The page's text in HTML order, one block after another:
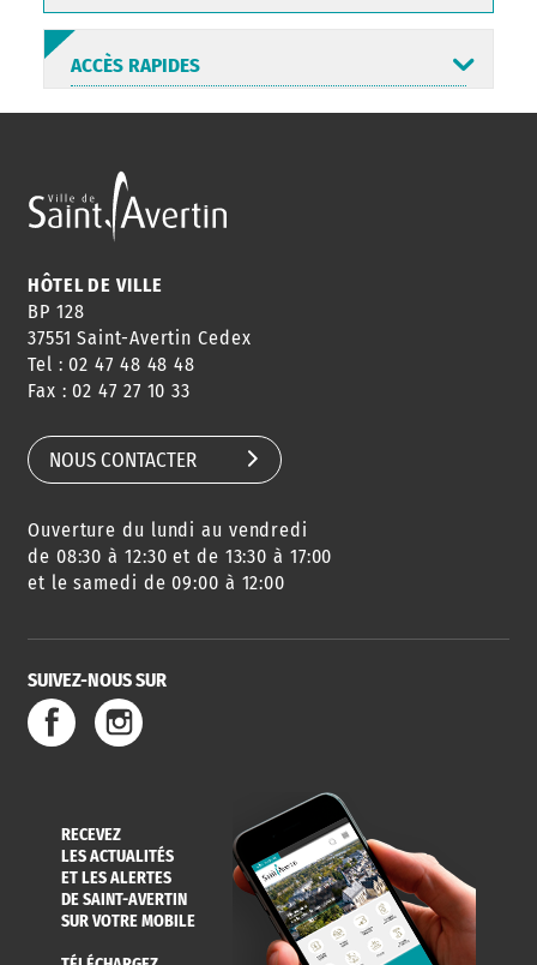
ACCÈS RAPIDES
ANNUAIRE
HORAIRES
CONSEILS
DE QUARTIER
AGENDA
DES SORTIES
URBANISME
SERVICE
DE L'EAU
HÔTEL DE VILLE
BP 128
37551 Saint-Avertin Cedex
Tel : 02 47 48 48 48
Fax : 02 47 27 10 33
NOUS CONTACTER
Ouverture du lundi au vendredi
de 08:30 à 12:30 et de 13:30 à 17:00
et le samedi de 09:00 à 12:00
SUIVEZ-NOUS SUR
RECEVEZ
LES ACTUALITÉS
ET LES ALERTES
DE SAINT-AVERTIN
SUR VOTRE MOBILE